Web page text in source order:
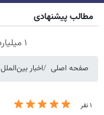
مطالب پیشنهادی
۱ میلیارد اعتبار خرید طلا | بدون ضامن و چک
صفحه اصلی اخبار بین‌الملل
۱ نفر